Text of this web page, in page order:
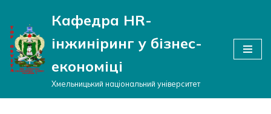
Перейти
до
вмісту
Кафедра HR-
інжиніринг у бізнес-
економіці
Хмельницький національний університет